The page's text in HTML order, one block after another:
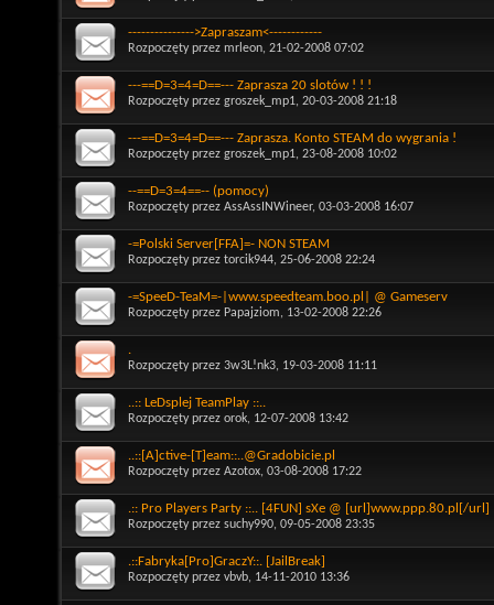
--------------->Zapraszam<------------
Rozpoczęty przez mrleon, 21-02-2008 07:02
---==D=3=4=D==--- Zaprasza 20 slotów ! ! !
Rozpoczęty przez groszek_mp1, 20-03-2008 21:18
---==D=3=4=D==--- Zaprasza. Konto STEAM do wygrania !
Rozpoczęty przez groszek_mp1, 23-08-2008 10:02
--==D=3=4==-- (pomocy)
Rozpoczęty przez AssAssINWineer, 03-03-2008 16:07
-=Polski Server[FFA]=- NON STEAM
Rozpoczęty przez torcik944, 25-06-2008 22:24
-=SpeeD-TeaM=-|www.speedteam.boo.pl| @ Gameserv
Rozpoczęty przez Papajziom, 13-02-2008 22:26
.
Rozpoczęty przez 3w3L!nk3, 19-03-2008 11:11
..:: LeDsplej TeamPlay ::..
Rozpoczęty przez orok, 12-07-2008 13:42
..::[A]ctive-[T]eam::..@Gradobicie.pl
Rozpoczęty przez Azotox, 03-08-2008 17:22
.:: Pro Players Party ::.. [4FUN] sXe @ [url]www.ppp.80.pl[/url]
Rozpoczęty przez suchy990, 09-05-2008 23:35
.::Fabryka[Pro]GraczY::. [JailBreak]
Rozpoczęty przez vbvb, 14-11-2010 13:36